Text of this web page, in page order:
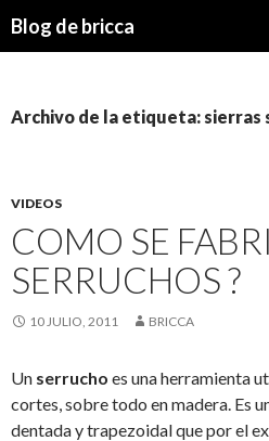
Blog de bricca
Archivo de la etiqueta: sierras
VIDEOS
COMO SE
SERRUCHOS ?
10 JULIO, 2011 BRICCA
Un serrucho es una herramienta
cortes, sobre todo en madera. Es
dentada y trapezoidal que por el